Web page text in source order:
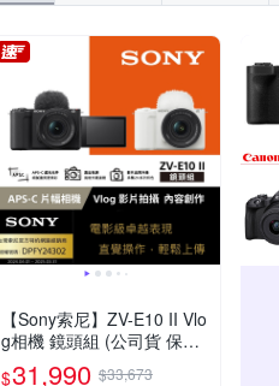
【Sony索尼】ZV-E10 II Vlo
g相機 鏡頭組 (公司貨 保固1
8+6個月)
$31,990 $33,673